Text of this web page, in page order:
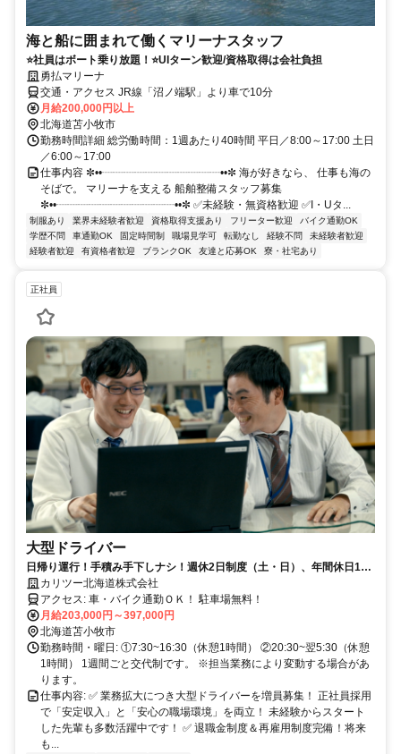
海と船に囲まれて働くマリーナスタッフ
⭐社員はボート乗り放題！⭐UIターン歓迎/資格取得は会社負担
勇払マリーナ
交通・アクセス JR線「沼ノ端駅」より車で10分
月給200,000円以上
北海道苫小牧市
勤務時間詳細 総労働時間：1週あたり40時間 平日／8:00～17:00 土日
／6:00～17:00
仕事内容 ✼••┈┈┈┈┈┈┈┈┈┈┈••✼ 海が好きなら、 仕事も海の
そばで。 マリーナを支える 船舶整備スタッフ募集
✼••┈┈┈┈┈┈┈┈┈┈┈••✼ ✅未経験・無資格歓迎 ✅I・Uタ...
制服あり 業界未経験者歓迎 資格取得支援あり フリーター歓迎
バイク通勤OK
学歴不問
車通勤OK 固定時間制 職場見学可 転勤なし 経験不問
未経験者歓迎
経験者歓迎
有資格者歓迎 ブランクOK 友達と応募OK 寮・社宅あり
正社員
大型ドライバー
日帰り運行！手積み手下しナシ！週休2日制度（土・日）、年間休日111
日、長期連休3回、賞与年2回！
カリツー北海道株式会社
アクセス: 車・バイク通勤ＯＫ！ 駐車場無料！
月給203,000円～397,000円
北海道苫小牧市
勤務時間・曜日: ①7:30~16:30（休憩1時間） ②20:30~翌5:30（休憩
1時間） 1週間ごと交代制です。 ※担当業務により変動する場合があ
ります。
仕事内容: ✅ 業務拡大につき大型ドライバーを増員募集！ 正社員採用
で「安定収入」と「安心の職場環境」を両立！ 未経験からスタート
した先輩も多数活躍中です！ ✅ 退職金制度＆再雇用制度完備！将来
も...